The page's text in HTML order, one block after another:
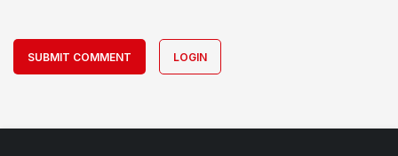
SUBMIT COMMENT LOGIN